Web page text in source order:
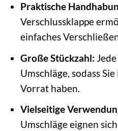
Praktische
Verschlussklappe
einfaches
Große Stückzahl:
Umschläge, sodass
Vorrat haben.
Vielseitige
Umschläge eignen